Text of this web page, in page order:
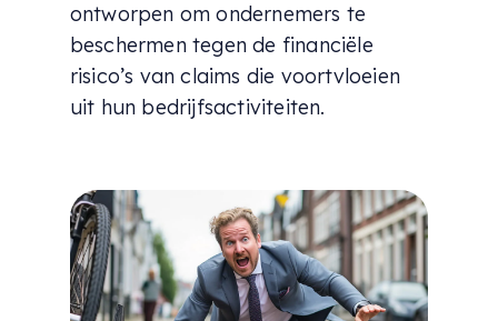
ontworpen om ondernemers te
beschermen tegen de financiële
risico’s van claims die voortvloeien
uit hun bedrijfsactiviteiten.